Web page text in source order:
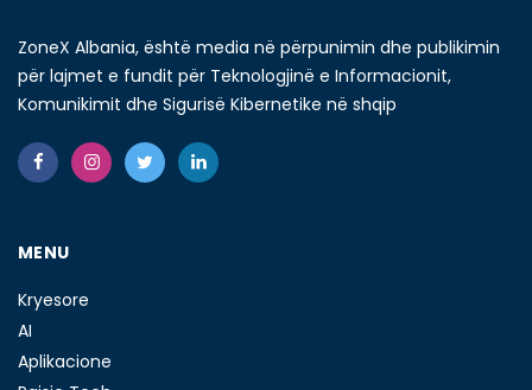
ZoneX Albania, është media në përpunimin dhe publikimin
për lajmet e fundit për Teknologjinë e Informacionit,
Komunikimit dhe Sigurisë Kibernetike në shqip
MENU
Kryesore
AI
Aplikacione